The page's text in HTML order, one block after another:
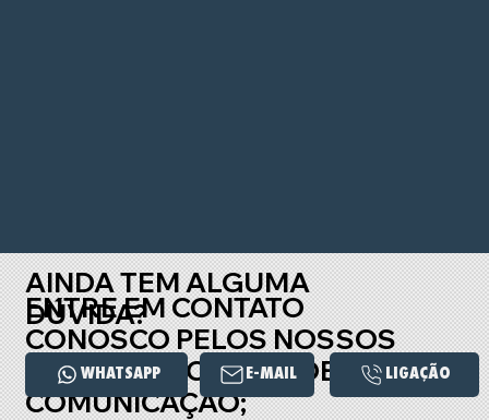
AINDA TEM ALGUMA
DÚVIDA?
ENTRE EM CONTATO
CONOSCO PELOS NOSSOS
PRINCIPAIS CANAIS DE
COMUNICAÇÃO;
WHATSAPP E-MAIL